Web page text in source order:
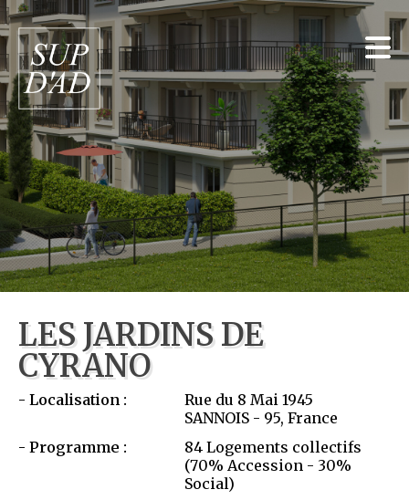
LES JARDINS DE
CYRANO
Localisation :
Rue du 8 Mai 1945
SANNOIS - 95, France
Programme :
84 Logements collectifs
(70% Accession - 30%
Social)